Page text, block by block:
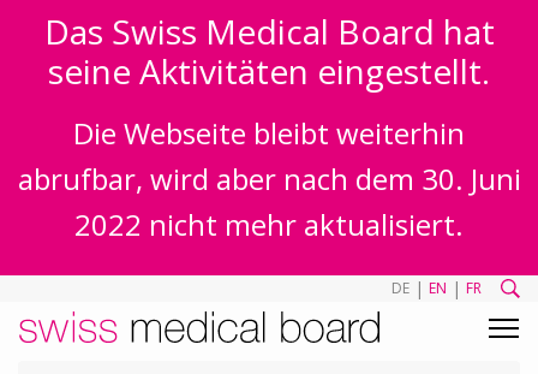
Das Swiss Medical Board hat
seine Aktivitäten eingestellt.
Die Webseite bleibt weiterhin
abrufbar, wird aber nach dem 30. Juni
2022 nicht mehr aktualisiert.
DE | EN | FR